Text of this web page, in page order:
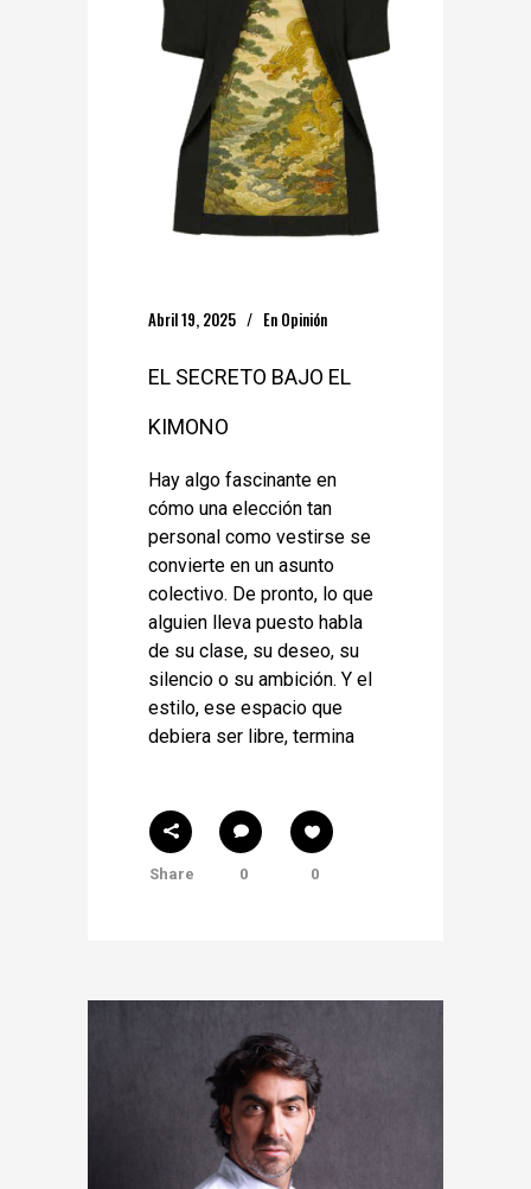
Abril 19, 2025 En Opinión
EL SECRETO BAJO EL
KIMONO
Hay algo fascinante en
cómo una elección tan
personal como vestirse se
convierte en un asunto
colectivo. De pronto, lo que
alguien lleva puesto habla
de su clase, su deseo, su
silencio o su ambición. Y el
estilo, ese espacio que
debiera ser libre, termina
Share 0 0